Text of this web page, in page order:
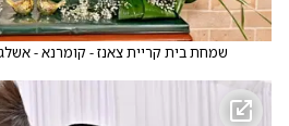
שמחת בית קריית צאנז - קומרנא - אשלג